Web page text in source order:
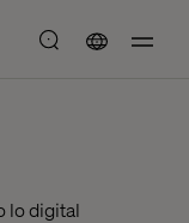
lo digital